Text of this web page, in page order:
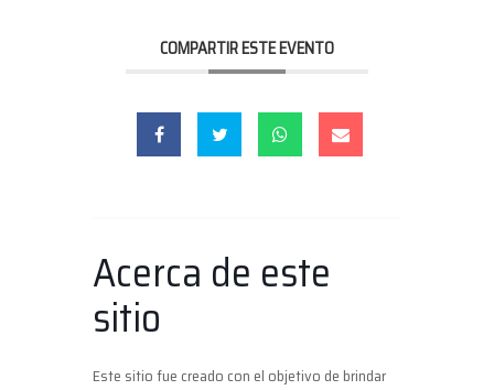
COMPARTIR ESTE EVENTO
Acerca de este
sitio
Este sitio fue creado con el objetivo de brindar